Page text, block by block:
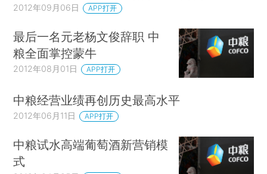
2012年09月06日 APP打开
最后一名元老杨文俊辞职 中
粮全面掌控蒙牛
2012年08月01日 APP打开
中粮经营业绩再创历史最高水平
2012年06月11日 APP打开
中粮试水高端葡萄酒新营销模
式